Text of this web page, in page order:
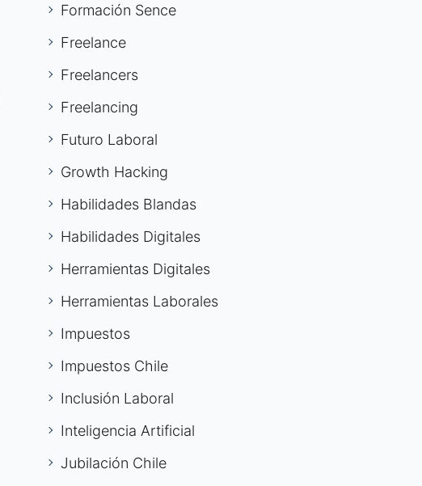
Formación Sence
Freelance
Freelancers
Freelancing
Futuro Laboral
Growth Hacking
Habilidades Blandas
Habilidades Digitales
Herramientas Digitales
Herramientas Laborales
Impuestos
Impuestos Chile
Inclusión Laboral
Inteligencia Artificial
Jubilación Chile